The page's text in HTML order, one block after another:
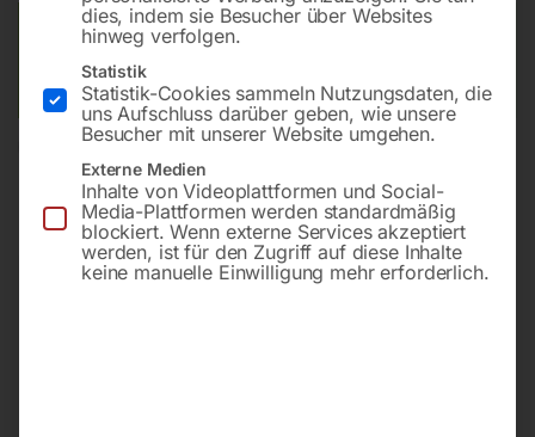
Versandkosten Standard (Österreich):
Bitte beachten Sie: Die Versandkosten gelten für Österreich.
Andere Länder können abweichen.
In den Warenkorb
Sie haben Fragen zu diesem
dies, indem sie Besucher über Websites
hinweg verfolgen.
Statistik
Statistik-Cookies sammeln Nutzungsdaten, die
uns Aufschluss darüber geben, wie unsere
Besucher mit unserer Website umgehen.
Externe Medien
Inhalte von Videoplattformen und Social-
Media-Plattformen werden standardmäßig
blockiert. Wenn externe Services akzeptiert
werden, ist für den Zugriff auf diese Inhalte
keine manuelle Einwilligung mehr erforderlich.